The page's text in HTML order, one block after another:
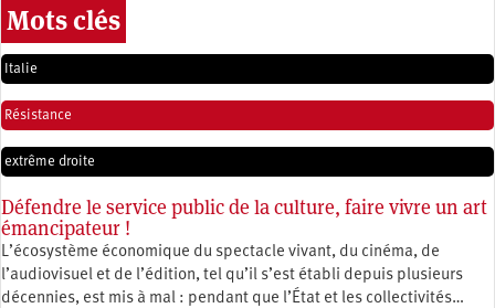
Mots clés
Italie
Résistance
extrême droite
Défendre le service public de la culture, faire vivre un art
émancipateur !
L’écosystème économique du spectacle vivant, du cinéma, de
l’audiovisuel et de l’édition, tel qu’il s’est établi depuis plusieurs
décennies, est mis à mal : pendant que l’État et les collectivités…